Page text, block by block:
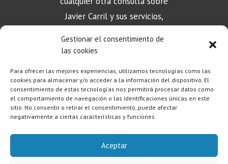
Gestionar el consentimiento de
las cookies
Para ofrecer las mejores experiencias, utilizamos tecnologías como las
cookies para almacenar y/o acceder a la información del dispositivo. El
consentimiento de estas tecnologías nos permitirá procesar datos como
el comportamiento de navegación o las identificaciones únicas en este
sitio. No consentir o retirar el consentimiento, puede afectar
negativamente a ciertas características y funciones.
Aceptar
Javier Carril y sus servicios,
CONTACTO